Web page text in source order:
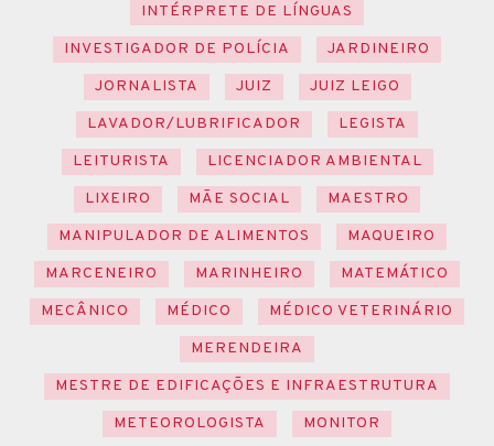
INTÉRPRETE DE LÍNGUAS
INVESTIGADOR DE POLÍCIA
JARDINEIRO
JORNALISTA
JUIZ
JUIZ LEIGO
LAVADOR/LUBRIFICADOR
LEGISTA
LEITURISTA
LICENCIADOR AMBIENTAL
LIXEIRO
MÃE SOCIAL
MAESTRO
MANIPULADOR DE ALIMENTOS
MAQUEIRO
MARCENEIRO
MARINHEIRO
MATEMÁTICO
MECÂNICO
MÉDICO
MÉDICO VETERINÁRIO
MERENDEIRA
MESTRE DE EDIFICAÇÕES E INFRAESTRUTURA
METEOROLOGISTA
MONITOR